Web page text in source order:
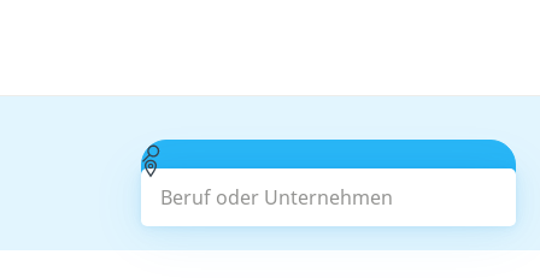
Beruf oder Unternehmen
Suchen